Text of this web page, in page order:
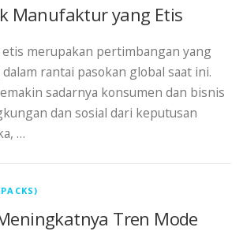
Manufaktur yang Etis
etis merupakan pertimbangan yang
rantai pasokan global saat ini.
sadarnya konsumen dan bisnis
dan sosial dari keputusan
…
Tren Mode